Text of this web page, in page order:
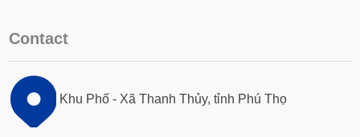
Contact
Khu Phố - Xã Thanh Thủy, tỉnh Phú Thọ